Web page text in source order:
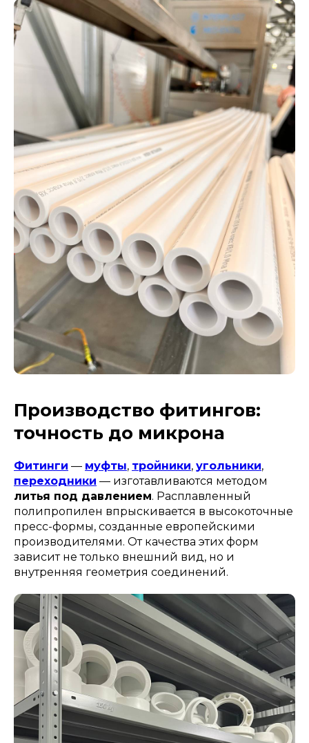
Производство фитингов:
точность до микрона
Фитинги — муфты, тройники, угольники,
переходники — изготавливаются методом
литья под давлением. Расплавленный
полипропилен впрыскивается в высокоточные
пресс-формы, созданные европейскими
производителями. От качества этих форм
зависит не только внешний вид, но и
внутренняя геометрия соединений.